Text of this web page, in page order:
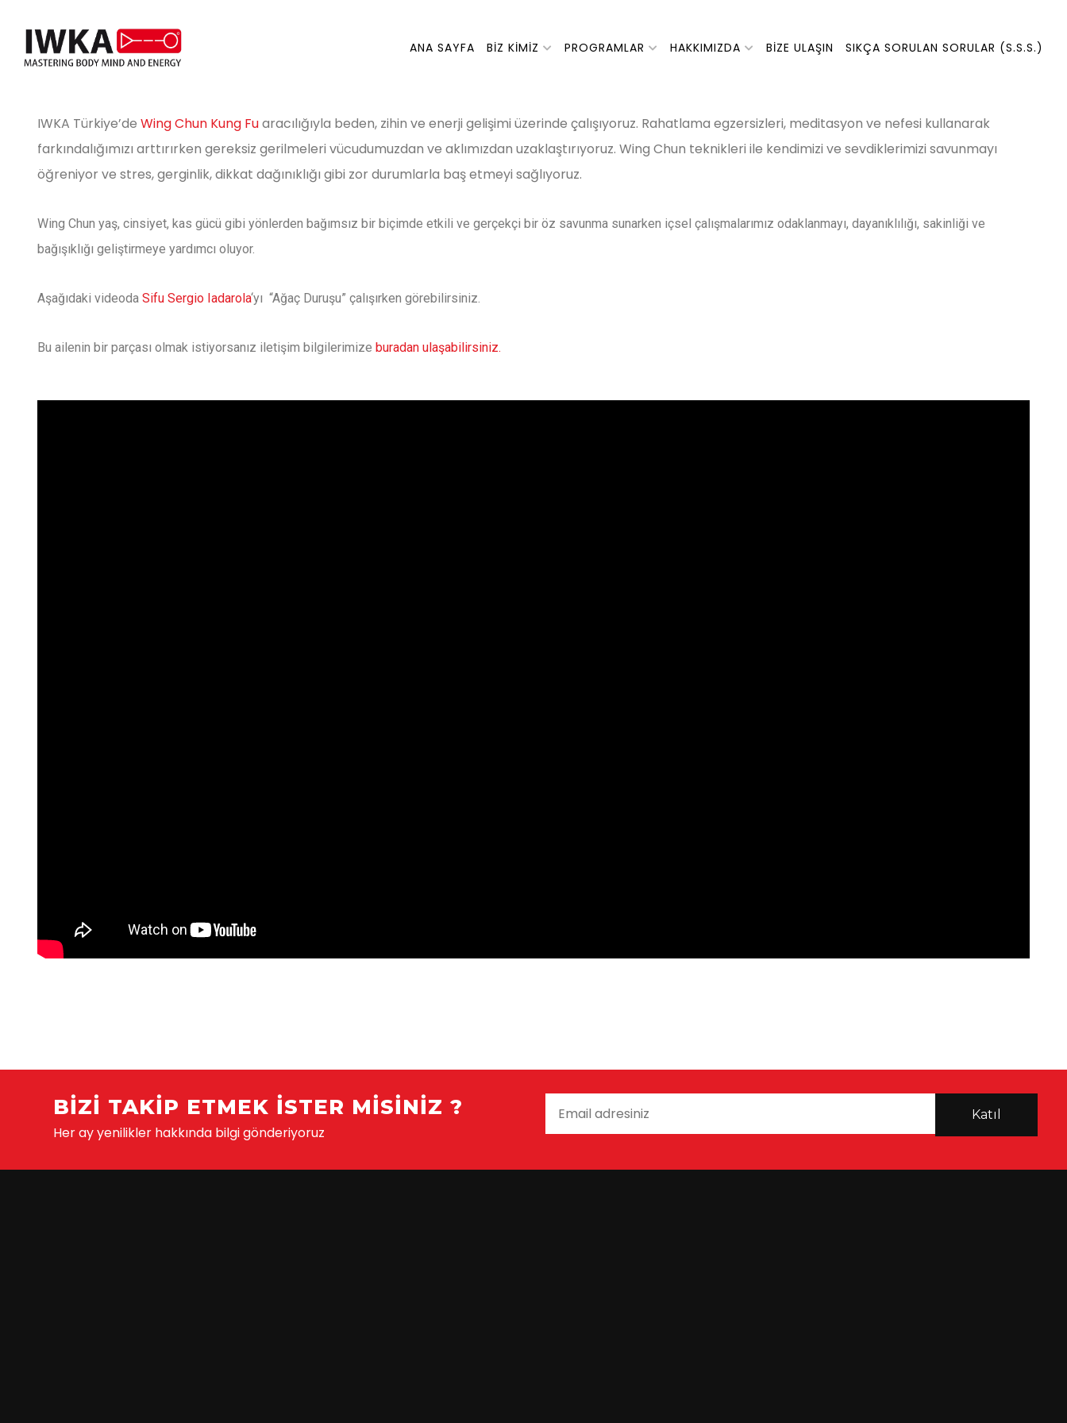
ANA SAYFA BIZ KIMIZ PROGRAMLAR HAKKIMIZDA BIZE ULAŞIN SIKÇA SORULAN SORULAR (S.S.S.)
IWKA Türkiye’de Wing Chun Kung Fuaracılığıyla beden, zihin ve enerji gelişimi üzerinde çalışıyoruz. Rahatlama egzersizleri, meditasyon ve nefesi kullanarak
farkındalığımızı arttırırken gereksiz gerilmeleri vücudumuzdan ve aklımızdan uzaklaştırıyoruz. Wing Chun teknikleri ile kendimizi ve sevdiklerimizi savunmayı
öğreniyor ve stres, gerginlik, dikkat dağınıklığı gibi zor durumlarla baş etmeyi sağlıyoruz.
Wing Chun yaş, cinsiyet, kas gücü gibi yönlerden bağımsız bir biçimde etkili ve gerçekçi bir öz savunma sunarken içsel çalışmalarımız odaklanmayı, dayanıklılığı, sakinliği ve
bağışıklığı geliştirmeye yardımcı oluyor.
Aşağıdaki videoda Sifu Sergio Iadarola‘yı “Ağaç Duruşu” çalışırken görebilirsiniz.
Bu ailenin bir parçası olmak istiyorsanız iletişim bilgilerimize buradan ulaşabilirsiniz.
BIZI TAKIP ETMEK ISTER MISINIZ ?
Her ay yenilikler hakkında bilgi gönderiyoruz